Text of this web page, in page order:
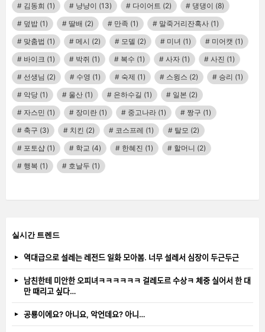
김동희 (1) 냥냥이 (13) 다이어트 (2) 댕댕이 (8)
덮밥 (1) 딸배 (2) 만족 (1) 말죽거리잔혹사 (1)
맞춤법 (1) 메시 (2) 모델 (2) 미녀 (1) 미어캣 (1)
바이크 (1) 박쥐 (1) 복수 (1) 사자 (1) 사진 (1)
선생님 (2) 수영 (1) 숙제 (1) 스윙스 (2) 승리 (1)
악당 (1) 울산 (1) 은하수길 (1) 일본 (2)
자스민 (1) 장미란 (1) 중고나라 (1) 짱구 (1)
축구 (3) 치킨 (2) 코스프레 (1) 탈모 (2)
포토샵 (1) 학교 (4) 한혜진 (1) 할머니 (2)
행복 (1) 호날두 (1)
실시간 트렌드
역대급으로 설레는 레전드 일화 모아봄. 너무 설레서 심장이 두근두근
남친한테 미안한 오피녀ㅋㅋㅋㅋㅋㅋ 걸레도르 수상ㅋ 체중 실어서 한 대
만 때리고 싶다…
공룡이에요? 아니요, 악언데요? 아니…